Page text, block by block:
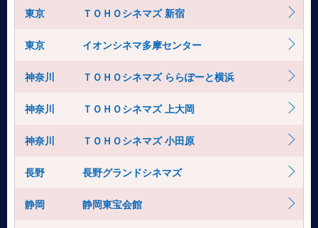
東京 ＴＯＨＯシネマズ 新宿
東京 イオンシネマ多摩センター
神奈川 ＴＯＨＯシネマズ ららぽーと横浜
神奈川 ＴＯＨＯシネマズ 上大岡
神奈川 ＴＯＨＯシネマズ 小田原
長野 長野グランドシネマズ
静岡 静岡東宝会館